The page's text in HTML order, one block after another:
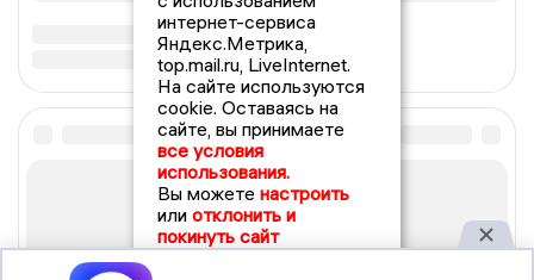
интернет-сервиса
Яндекс.Метрика,
top.mail.ru, LiveInternet.
На сайте используются
cookie. Оставаясь на
сайте, вы принимаете
все условия
использования.
Вы можете настроить
или отклонить и
покинуть сайт